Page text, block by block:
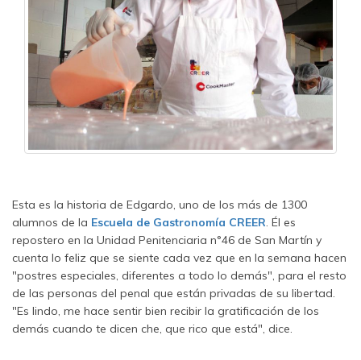
Esta es la historia de Edgardo, uno de los más de 1300
alumnos de la Escuela de Gastronomía CREER . Él es
repostero en la Unidad Penitenciaria n°46 de San Martín y
cuenta lo feliz que se siente cada vez que en la semana hacen
"postres especiales, diferentes a todo lo demás", para el resto
de las personas del penal que están privadas de su libertad.
"Es lindo, me hace sentir bien recibir la gratificación de los
demás cuando te dicen che, que rico que está", dice.